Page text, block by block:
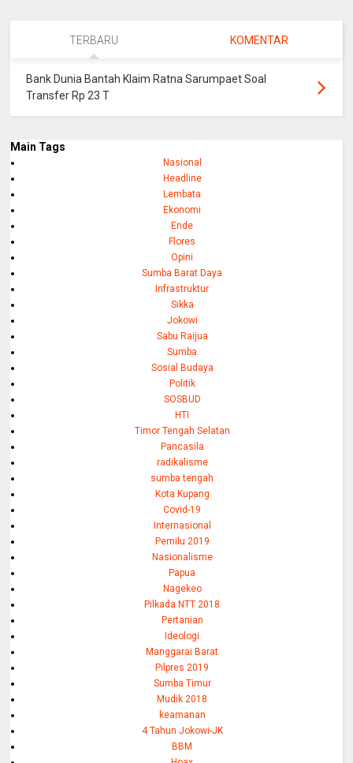
TERBARU KOMENTAR
Bank Dunia Bantah Klaim Ratna Sarumpaet Soal
Transfer Rp 23 T
Main Tags
Nasional
Headline
Lembata
Ekonomi
Ende
Flores
Opini
Sumba Barat Daya
Infrastruktur
Sikka
Jokowi
Sabu Raijua
Sumba
Sosial Budaya
Politik
SOSBUD
HTI
Timor Tengah Selatan
Pancasila
radikalisme
sumba tengah
Kota Kupang
Covid-19
Internasional
Pemilu 2019
Nasionalisme
Papua
Nagekeo
Pilkada NTT 2018
Pertanian
Ideologi
Manggarai Barat
Pilpres 2019
Sumba Timur
Mudik 2018
keamanan
4 Tahun Jokowi-JK
BBM